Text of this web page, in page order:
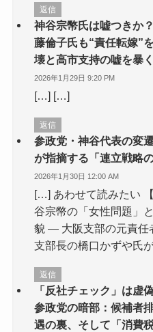
返信
神谷宗幣氏は嘘つきか
藤倫子氏も“責任転嫁”
壊と高市支持の嘘を暴く
2026年1月29日 9:20 PM
[…] […]
返信
参政党・神谷代表の変
が指摘する「連立戦略
2026年1月30日 12:00 AM
[…] あわせて読みたい
谷宗幣の「女性問題」
貌 — 大阪支部の元責任
支部長の橋口かずや氏
返信
「反社チェック」は虚
参政党の暗部：候補者
遇の裏、そして「消費